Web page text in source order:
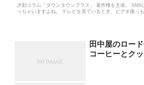
夕刻コラム「ダウンタウンプラス」 著作権を主張。 SNS
っちゃいますよね。 テレビを見ているとき、ビデオ撮っ
田中屋のロー
コーヒーとク